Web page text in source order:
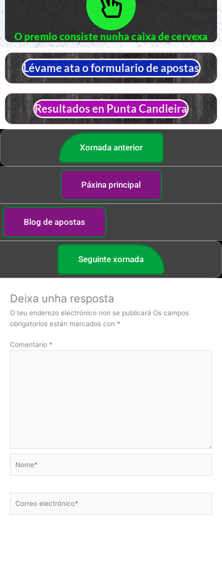
O premio consiste nunha caixa de cervexa
Lévame ata o formulario de apostas
Resultados en Punta Candieira
Xornada anterior
Páxina principal
Blog de apostas
Seguinte xornada
Deixa unha resposta
O teu enderezo electrónico non se publicará Os campos
obrigatorios están marcados con *
Comentario *
electrónico*